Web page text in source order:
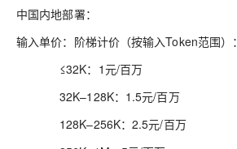
中国内地部署：
输入单价：阶梯计价（按输入Token范围）：
≤32K：1元/百万
32K–128K：1.5元/百万
128K–256K：2.5元/百万